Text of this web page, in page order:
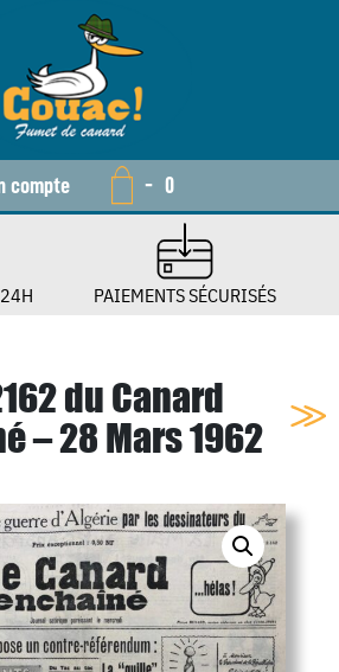
compte - 0
PAIEMENTS SÉCURISÉS
du Canard
– 28 Mars 1962